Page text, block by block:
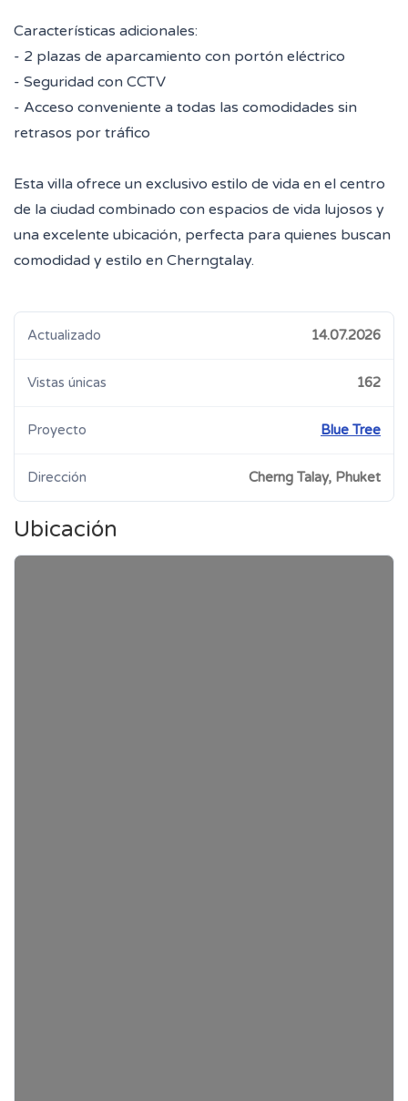
Características adicionales:
- 2 plazas de aparcamiento con portón eléctrico
- Seguridad con CCTV
- Acceso conveniente a todas las comodidades sin
retrasos por tráfico
Esta villa ofrece un exclusivo estilo de vida en el centro
de la ciudad combinado con espacios de vida lujosos y
una excelente ubicación, perfecta para quienes buscan
comodidad y estilo en Cherngtalay.
Actualizado 14.07.2026
Vistas únicas 162
Proyecto Blue Tree
Dirección Cherng Talay, Phuket
Ubicación